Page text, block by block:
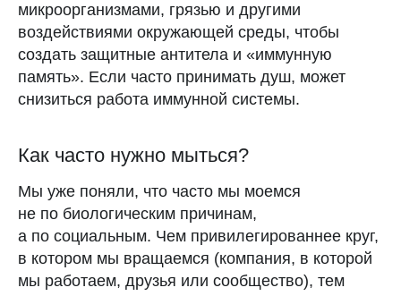
микроорганизмами, грязью и другими
воздействиями окружающей среды, чтобы
создать защитные антитела и «иммунную
память». Если часто принимать душ, может
снизиться работа иммунной системы.
Как часто нужно мыться?
Мы уже поняли, что часто мы моемся
не по биологическим причинам,
а по социальным. Чем привилегированнее круг,
в котором мы вращаемся (компания, в которой
мы работаем, друзья или сообщество), тем